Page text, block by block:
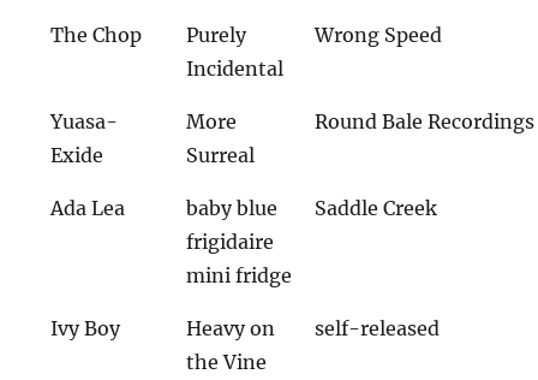
The Chop
Purely
Incidental
Wrong Speed
Yuasa-
Exide
More
Surreal
Round Bale Recordings
Ada Lea
baby blue
frigidaire
mini fridge
Saddle Creek
Ivy Boy
Heavy on
the Vine
self-released